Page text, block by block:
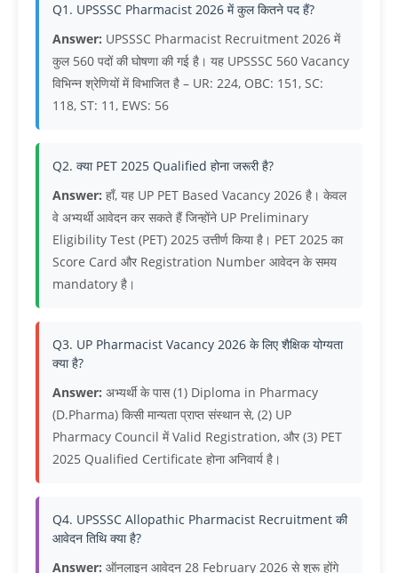
Q1. UPSSSC Pharmacist 2026 में कुल कितने पद हैं?
Answer: UPSSSC Pharmacist Recruitment 2026 में
कुल 560 पदों की घोषणा की गई है। यह UPSSSC 560 Vacancy
विभिन्न श्रेणियों में विभाजित है – UR: 224, OBC: 151, SC:
118, ST: 11, EWS: 56
Q2. क्या PET 2025 Qualified होना जरूरी है?
Answer: हाँ, यह UP PET Based Vacancy 2026 है। केवल
वे अभ्यर्थी आवेदन कर सकते हैं जिन्होंने UP Preliminary
Eligibility Test (PET) 2025 उत्तीर्ण किया है। PET 2025 का
Score Card और Registration Number आवेदन के समय
mandatory है।
Q3. UP Pharmacist Vacancy 2026 के लिए शैक्षिक योग्यता
क्या है?
Answer: अभ्यर्थी के पास (1) Diploma in Pharmacy
(D.Pharma) किसी मान्यता प्राप्त संस्थान से, (2) UP
Pharmacy Council में Valid Registration, और (3) PET
2025 Qualified Certificate होना अनिवार्य है।
Q4. UPSSSC Allopathic Pharmacist Recruitment की
आवेदन तिथि क्या है?
Answer: ऑनलाइन आवेदन 28 February 2026 से शुरू होंगे